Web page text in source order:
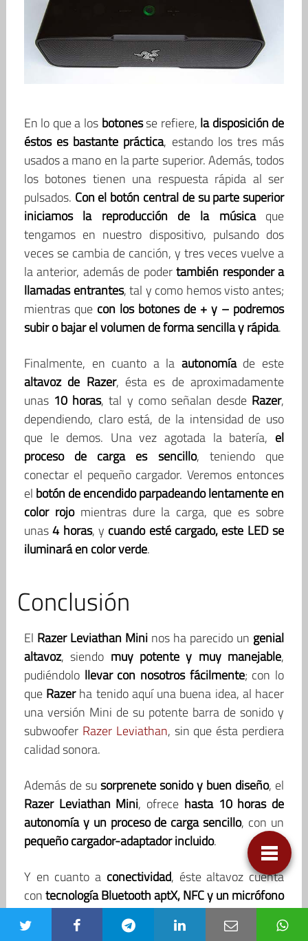
En lo que a los botonesse refiere, la disposición de
éstos es bastante práctica, estando los tres más
usados a mano en la parte superior. Además, todos
los botones tienen una respuesta rápida al ser
pulsados. Con el botón central de su parte superior
iniciamos la reproducción de la músicaque
tengamos en nuestro dispositivo, pulsando dos
veces se cambia de canción, y tres veces vuelve a
la anterior, además de podertambién responder a
llamadas entrantes, tal y como hemos visto antes;
mientras que con los botones de + y – podremos
subir o bajar el volumen de forma sencilla y rápida.
Finalmente, en cuanto a la autonomíade este
altavoz de Razer, ésta es de aproximadamente
unas 10 horas, tal y como señalan desde Razer,
dependiendo, claro está, de la intensidad de uso
que le demos. Una vez agotada la batería, el
proceso de carga es sencillo, teniendo que
conectar el pequeño cargador. Veremos entonces
el botón de encendido parpadeando lentamente en
color rojomientras dure la carga, que es sobre
unas4 horas, y cuando esté cargado, este LED se
iluminará en color verde.
Conclusión
El Razer Leviathan Mini nos ha parecido un genial
altavoz, siendo muy potente y muy manejable,
pudiéndolo llevar con nosotros fácilmente; con lo
que Razerha tenido aquí una buena idea, al hacer
una versión Mini de su potente barra de sonido y
subwoofer Razer Leviathan, sin que ésta perdiera
calidad sonora.
Además de su sorprenete sonido y buen diseño, el
Razer Leviathan Mini, ofrece hasta 10 horas de
autonomía y un proceso de carga sencillo, con un
pequeño cargador-adaptador incluido.
Y en cuanto a conectividad, éste altavoz cuenta
contecnología Bluetooth aptX, NFC y un micrófono
con Clear Voice Capturepara responder llamadas:
con lo queRazer Leviathan Mini gadget muy